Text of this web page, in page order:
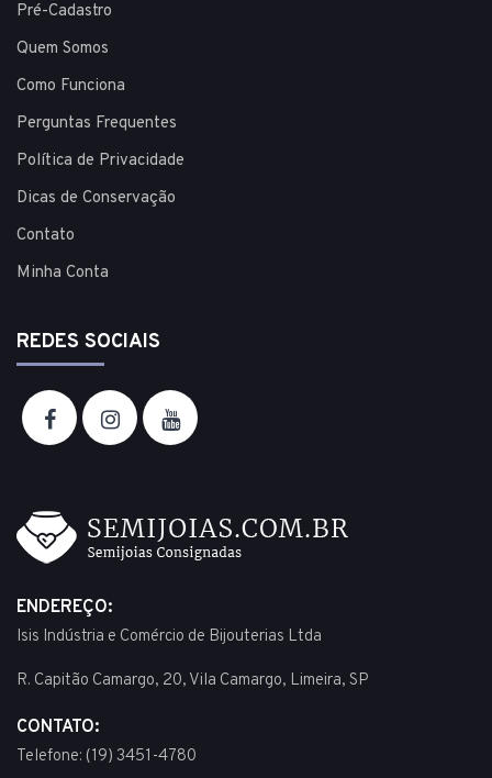
Pré-Cadastro
Quem Somos
Como Funciona
Perguntas Frequentes
Política de Privacidade
Dicas de Conservação
Contato
Minha Conta
REDES SOCIAIS
ENDEREÇO:
Isis Indústria e Comércio de Bijouterias Ltda
R. Capitão Camargo, 20, Vila Camargo, Limeira, SP
CONTATO:
Telefone: (19) 3451-4780